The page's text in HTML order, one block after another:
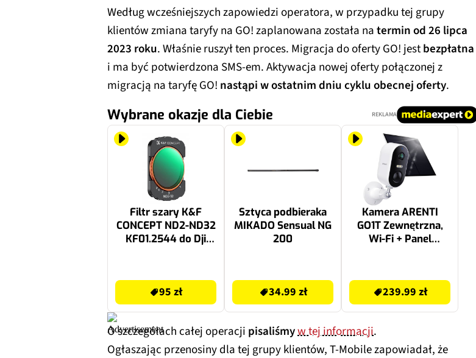
Według wcześniejszych zapowiedzi operatora, w przypadku tej grupy
klientów zmiana taryfy na GO! zaplanowana została natermin od 26 lipca
2023 roku. Właśnie ruszył ten proces. Migracja do oferty GO! jestbezpłatna
i ma być potwierdzona SMS-em. Aktywacja nowej oferty połączonej z
migracją na taryfę GO! nastąpi w ostatnim dniu cyklu obecnej oferty.
Wybrane okazje dla Ciebie REKLAMA
Filtr szary K&F
CONCEPT ND2-ND32
KF01.2544 do Dji
95 zł
Sztyca podbieraka
MIKADO Sensual NG
200
34.99 zł
Kamera ARENTI
GO1T Zewnętrzna,
Wi-Fi + Panel
239.99 zł
O szczegółach całej operacji pisaliśmyw tej informacji.
Ogłaszając przenosiny dla tej grupy klientów, T-Mobile zapowiadał, że